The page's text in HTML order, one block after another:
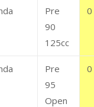
Pre
90
125cc
0
Pre
95
Open
0